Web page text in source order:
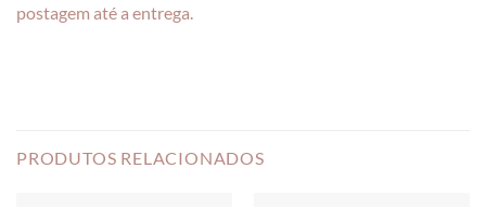
postagem até a entrega.
PRODUTOS RELACIONADOS